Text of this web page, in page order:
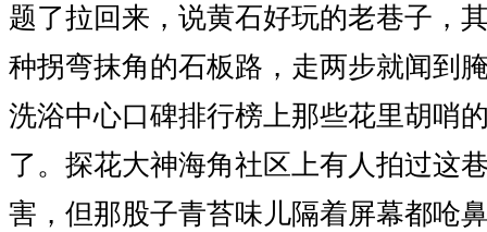
题了拉回来，说黄石好玩的老巷子，
种拐弯抹角的石板路，走两步就闻到
洗浴中心口碑排行榜上那些花里胡哨
了。探花大神海角社区上有人拍过这
害，但那股子青苔味儿隔着屏幕都呛